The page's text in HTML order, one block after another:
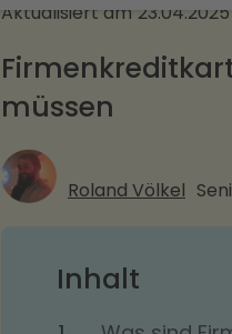
Aktualisiert am 23.04.2025
müssen
Roland Völkel
Inhalt